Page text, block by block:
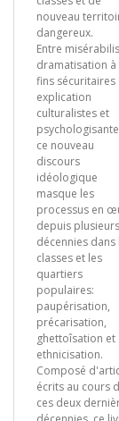
nouveau
dangereux.
Entre
dramatisation à
fins sécuritaires
explication
culturalistes et
ce nouveau
discours
idéologique
masque les
processus en
depuis plusieurs
décennies dans
classes et les
quartiers
populaires:
paupérisation,
précarisation,
ghettoîsation et
ethnicisation.
Composé
écrits au cours
ces deux